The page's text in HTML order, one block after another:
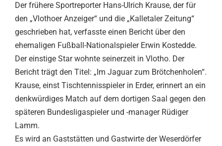
Der frühere Sportreporter Hans-Ulrich Krause, der für
den „Vlothoer Anzeiger“ und die „Kalletaler Zeitung“
geschrieben hat, verfasste einen Bericht über den
ehemaligen Fußball-Nationalspieler Erwin Kostedde.
Der einstige Star wohnte seinerzeit in Vlotho. Der
Bericht trägt den Titel: „Im Jaguar zum Brötchenholen“.
Krause, einst Tischtennisspieler in Erder, erinnert an ein
denkwürdiges Match auf dem dortigen Saal gegen den
späteren Bundesligaspieler und -manager Rüdiger
Lamm.
Es wird an Gaststätten und Gastwirte der Weserdörfer